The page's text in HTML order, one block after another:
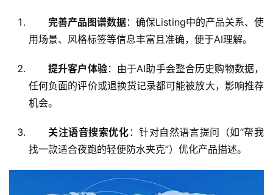
完善产品图谱数据：确保Listing中的产品关系、使
用场景、风格标签等信息丰富且准确，便于AI理解。
提升客户体验：由于AI助手会整合历史购物数据，
任何负面的评价或退换货记录都可能被放大，影响推荐
机会。
关注语音搜索优化 ：针对自然语言提问（如“帮我
找一款适合夜跑的轻便防水夹克”）优化产品描述。